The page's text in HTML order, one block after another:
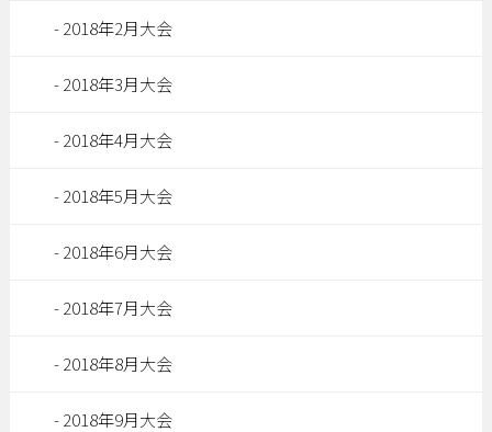
2018年2月大会
2018年3月大会
2018年4月大会
2018年5月大会
2018年6月大会
2018年7月大会
2018年8月大会
2018年9月大会